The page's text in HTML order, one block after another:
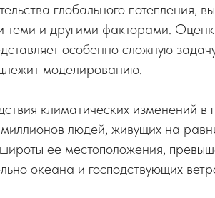
глобального потепления,
теми и другими факторами.
особенно сложную
моделированию.
климатических изменений в
людей, живущих на
ее местоположения,
океана и господствующих